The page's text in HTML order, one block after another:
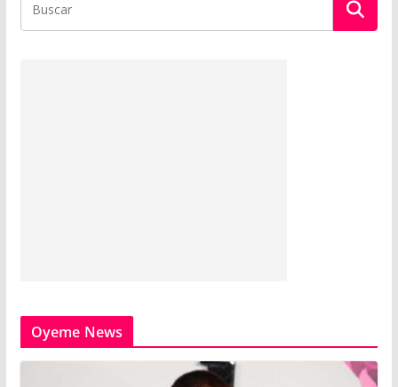
Oyeme News